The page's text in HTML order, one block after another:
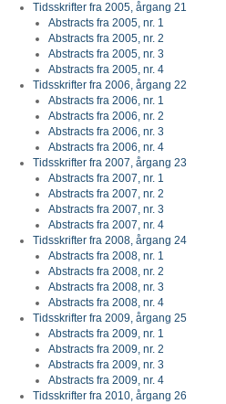
Tidsskrifter fra 2005, årgang 21
Abstracts fra 2005, nr. 1
Abstracts fra 2005, nr. 2
Abstracts fra 2005, nr. 3
Abstracts fra 2005, nr. 4
Tidsskrifter fra 2006, årgang 22
Abstracts fra 2006, nr. 1
Abstracts fra 2006, nr. 2
Abstracts fra 2006, nr. 3
Abstracts fra 2006, nr. 4
Tidsskrifter fra 2007, årgang 23
Abstracts fra 2007, nr. 1
Abstracts fra 2007, nr. 2
Abstracts fra 2007, nr. 3
Abstracts fra 2007, nr. 4
Tidsskrifter fra 2008, årgang 24
Abstracts fra 2008, nr. 1
Abstracts fra 2008, nr. 2
Abstracts fra 2008, nr. 3
Abstracts fra 2008, nr. 4
Tidsskrifter fra 2009, årgang 25
Abstracts fra 2009, nr. 1
Abstracts fra 2009, nr. 2
Abstracts fra 2009, nr. 3
Abstracts fra 2009, nr. 4
Tidsskrifter fra 2010, årgang 26